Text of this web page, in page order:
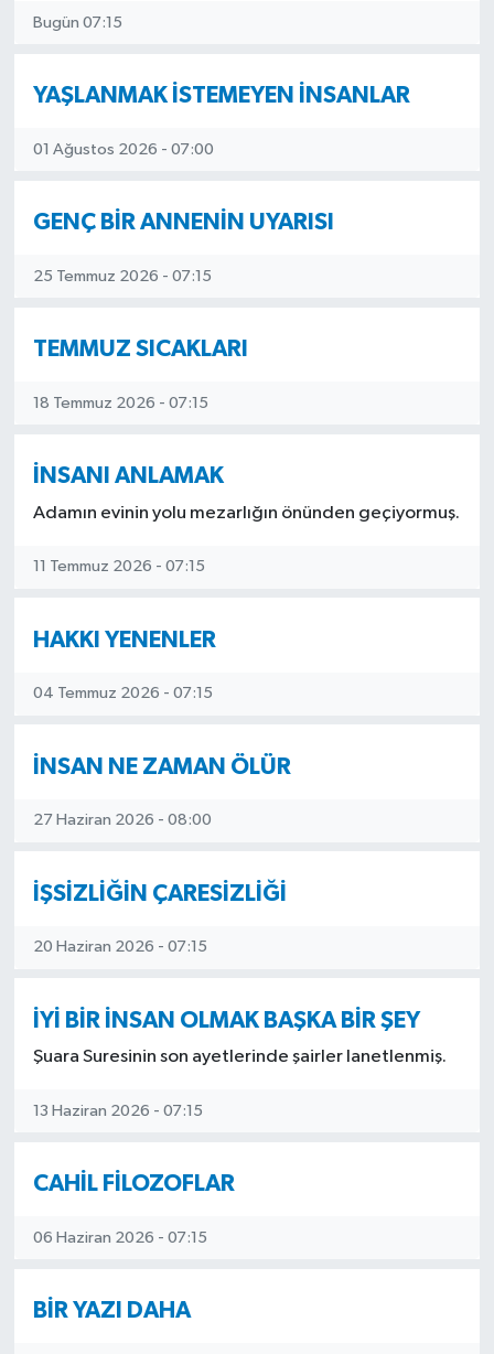
Bugün 07:15
YAŞLANMAK İSTEMEYEN İNSANLAR
01 Ağustos 2026 - 07:00
GENÇ BİR ANNENİN UYARISI
25 Temmuz 2026 - 07:15
TEMMUZ SICAKLARI
18 Temmuz 2026 - 07:15
İNSANI ANLAMAK
Adamın evinin yolu mezarlığın önünden geçiyormuş.
11 Temmuz 2026 - 07:15
HAKKI YENENLER
04 Temmuz 2026 - 07:15
İNSAN NE ZAMAN ÖLÜR
27 Haziran 2026 - 08:00
İŞSİZLİĞİN ÇARESİZLİĞİ
20 Haziran 2026 - 07:15
İYİ BİR İNSAN OLMAK BAŞKA BİR ŞEY
Şuara Suresinin son ayetlerinde şairler lanetlenmiş.
13 Haziran 2026 - 07:15
CAHİL FİLOZOFLAR
06 Haziran 2026 - 07:15
BİR YAZI DAHA
Spor